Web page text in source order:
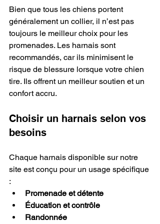
Bien que tous les chiens portent
généralement un collier, il n’est pas
toujours le meilleur choix pour les
promenades. Les harnais sont
recommandés, car ils minimisent le
risque de blessure lorsque votre chien
tire. Ils offrent un meilleur soutien et un
confort accru.
Choisir un harnais selon vos
besoins
Chaque harnais disponible sur notre
site est conçu pour un usage spécifique
:
Promenade et détente
Éducation et contrôle
Randonnée